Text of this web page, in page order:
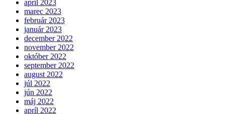
apríl 2023
marec 2023
február 2023
január 2023
december 2022
november 2022
október 2022
september 2022
august 2022
júl 2022
jún 2022
máj 2022
apríl 2022